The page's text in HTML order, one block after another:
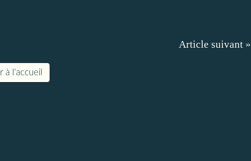
Article suivant »
à l'accueil